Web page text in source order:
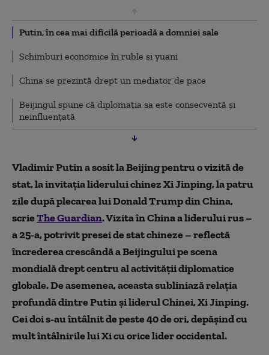
Putin, în cea mai dificilă perioadă a domniei sale
Schimburi economice în ruble și yuani
China se prezintă drept un mediator de pace
Beijingul spune că diplomația sa este consecventă și
neinfluențată
Vladimir Putin a sosit la Beijing pentru o vizită de
stat, la invitația liderului chinez Xi Jinping, la patru
zile după plecarea lui Donald Trump din China,
scrieThe Guardian. Vizita în China a liderului rus –
a 25-a, potrivit presei de stat chineze – reflectă
încrederea crescândă a Beijingului pe scena
mondială drept centru al activității diplomatice
globale. De asemenea, aceasta subliniază relația
profundă dintre Putin și liderul Chinei, Xi Jinping.
Cei doi s-au întâlnit de peste 40 de ori, depășind cu
mult întâlnirile lui Xi cu orice lider occidental.